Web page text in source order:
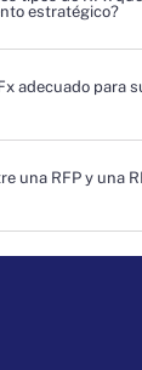
estratégico?
adecuado para
una RFP y una